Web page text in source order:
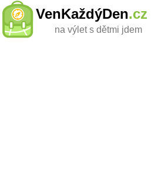
VenKaždýDen.cz
na výlet s dětmi jdem